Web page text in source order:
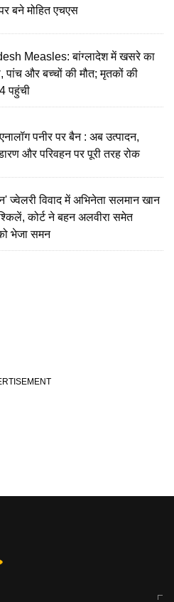
बने मोहित एचएस
Measles: बांग्लादेश में खसरे का
पांच और बच्चों की मौत; मृतकों की
पहुंची
पनीर पर बैन : अब उत्पादन,
और परिवहन पर पूरी तरह रोक
ज्वेलरी विवाद में अभिनेता सलमान खान
कोर्ट ने बहन अलवीरा समेत
भेजा समन